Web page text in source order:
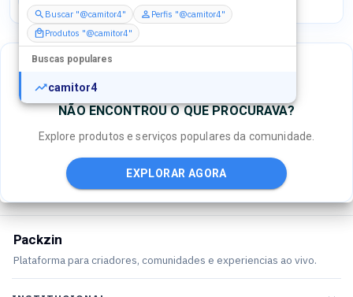
Buscar "@camitor4"
Perfis "@camitor4"
Produtos "@camitor4"
Buscas populares
camitor4
NÃO ENCONTROU O QUE PROCURAVA?
Explore produtos e serviços populares da comunidade.
EXPLORAR AGORA
Packzin
Plataforma para criadores, comunidades e experiencias ao vivo.